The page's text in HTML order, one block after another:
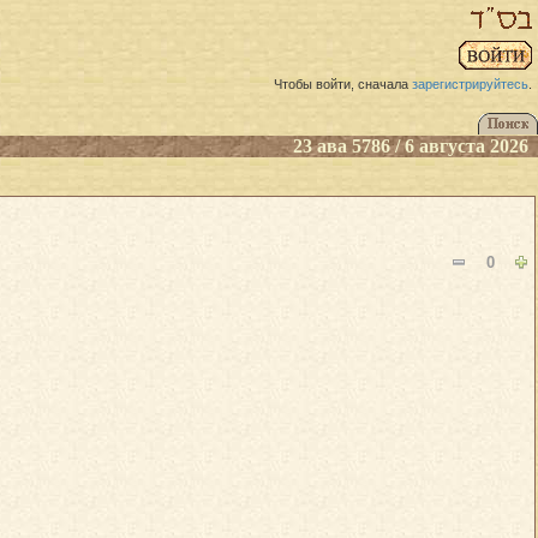
Чтобы войти, сначала зарегистрируйтесь.
23 ава 5786 / 6 августа 2026
0